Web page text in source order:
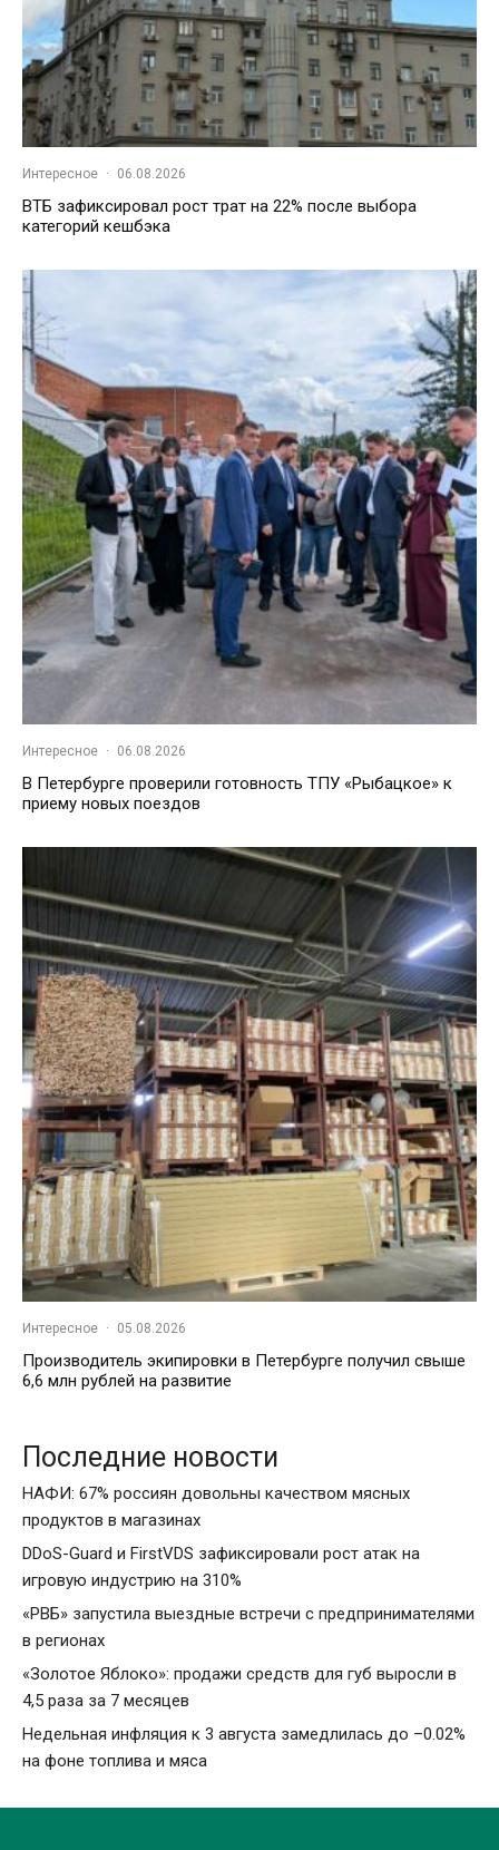
Интересное · 06.08.2026
ВТБ зафиксировал рост трат на 22% после выбора
категорий кешбэка
Интересное · 06.08.2026
В Петербурге проверили готовность ТПУ «Рыбацкое» к
приему новых поездов
Интересное · 05.08.2026
Производитель экипировки в Петербурге получил свыше
6,6 млн рублей на развитие
Последние новости
НАФИ: 67% россиян довольны качеством мясных
продуктов в магазинах
DDoS-Guard и FirstVDS зафиксировали рост атак на
игровую индустрию на 310%
«РВБ» запустила выездные встречи с предпринимателями
в регионах
«Золотое Яблоко»: продажи средств для губ выросли в
4,5 раза за 7 месяцев
Недельная инфляция к 3 августа замедлилась до –0.02%
на фоне топлива и мяса